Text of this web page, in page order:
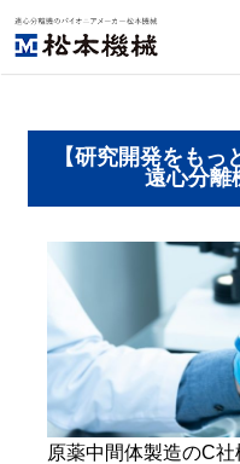
【研究開発をも
遠心分離
原薬中間体製造のC